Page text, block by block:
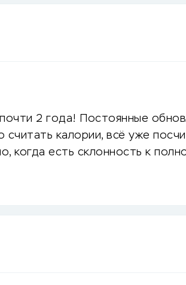
2 года! Постоянные
калории, всё уже
когда есть склонность к